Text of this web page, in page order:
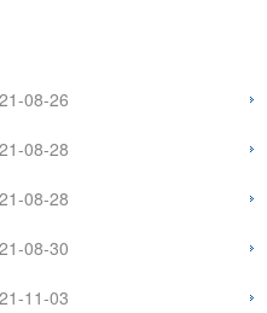
08-26
08-28
08-28
08-30
11-03